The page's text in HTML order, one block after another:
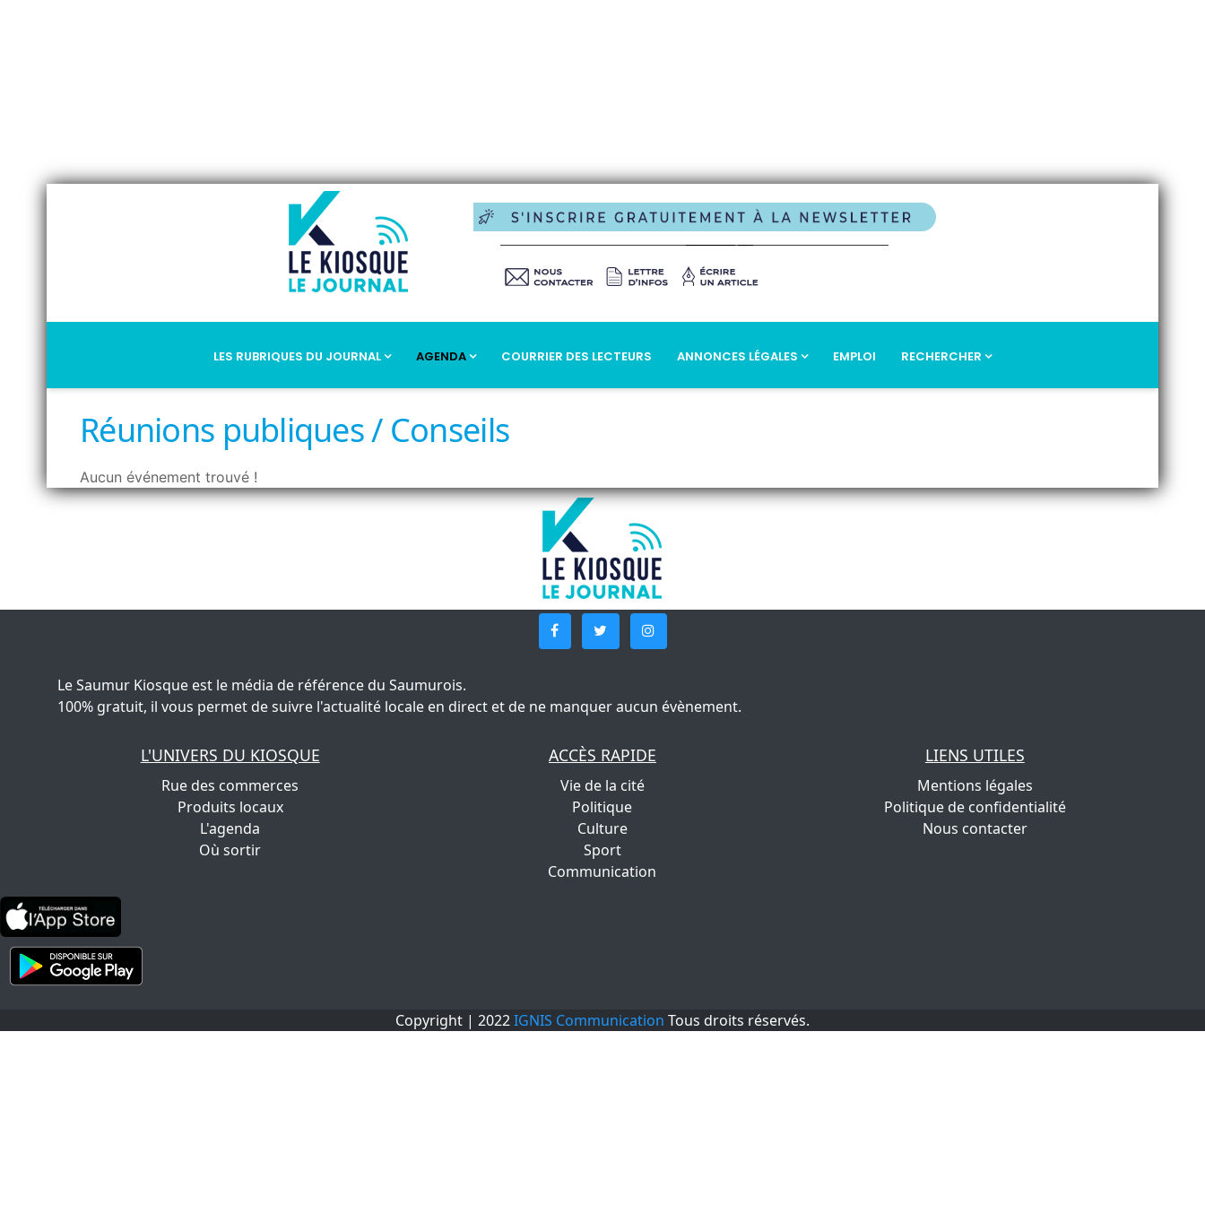
LES RUBRIQUES DU JOURNAL AGENDA COURRIER DES LECTEURS ANNONCES LÉGALES EMPLOI RECHERCHER
Réunions publiques / Conseils
Aucun événement trouvé !
Le Saumur Kiosque est le média de référence du Saumurois.
100% gratuit, il vous permet de suivre l'actualité locale en direct et de ne manquer aucun évènement.
L'UNIVERS DU KIOSQUE
Rue des commerces
Produits locaux
L'agenda
Où sortir
ACCÈS RAPIDE
Vie de la cité
Politique
Culture
Sport
Communication
LIENS UTILES
Mentions légales
Politique de confidentialité
Nous contacter
Copyright | 2022IGNIS Communication Tous droits réservés.